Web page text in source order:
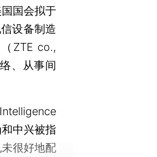
国会拟于
设备制造
ZTE co.,
、从事间
中兴被指
很好地配